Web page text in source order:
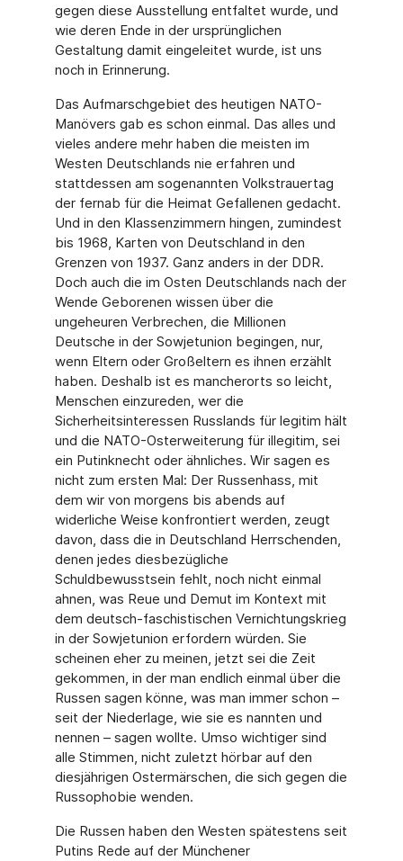
gegen diese Ausstellung entfaltet wurde, und
wie deren Ende in der ursprünglichen
Gestaltung damit eingeleitet wurde, ist uns
noch in Erinnerung.
Das Aufmarschgebiet des heutigen NATO-
Manövers gab es schon einmal. Das alles und
vieles andere mehr haben die meisten im
Westen Deutschlands nie erfahren und
stattdessen am sogenannten Volkstrauertag
der fernab für die Heimat Gefallenen gedacht.
Und in den Klassenzimmern hingen, zumindest
bis 1968, Karten von Deutschland in den
Grenzen von 1937. Ganz anders in der DDR.
Doch auch die im Osten Deutschlands nach der
Wende Geborenen wissen über die
ungeheuren Verbrechen, die Millionen
Deutsche in der Sowjetunion begingen, nur,
wenn Eltern oder Großeltern es ihnen erzählt
haben. Deshalb ist es mancherorts so leicht,
Menschen einzureden, wer die
Sicherheitsinteressen Russlands für legitim hält
und die NATO-Osterweiterung für illegitim, sei
ein Putinknecht oder ähnliches. Wir sagen es
nicht zum ersten Mal: Der Russenhass, mit
dem wir von morgens bis abends auf
widerliche Weise konfrontiert werden, zeugt
davon, dass die in Deutschland Herrschenden,
denen jedes diesbezügliche
Schuldbewusstsein fehlt, noch nicht einmal
ahnen, was Reue und Demut im Kontext mit
dem deutsch-faschistischen Vernichtungskrieg
in der Sowjetunion erfordern würden. Sie
scheinen eher zu meinen, jetzt sei die Zeit
gekommen, in der man endlich einmal über die
Russen sagen könne, was man immer schon –
seit der Niederlage, wie sie es nannten und
nennen – sagen wollte. Umso wichtiger sind
alle Stimmen, nicht zuletzt hörbar auf den
diesjährigen Ostermärschen, die sich gegen die
Russophobie wenden.
Die Russen haben den Westen spätestens seit
Putins Rede auf der Münchener